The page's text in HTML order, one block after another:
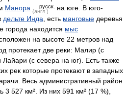
Манора (англ.)
русск.
на юге. В юго-
дельте Инда, есть манговые деревья
города находится мыс
на высоте 22 метров над
протекает две реки: Малир (с
Лайари (с севера на юг). Есть также
рек которые протекают в западных
Весь административный район
3 527 км². Из них 591 км² (17 %),